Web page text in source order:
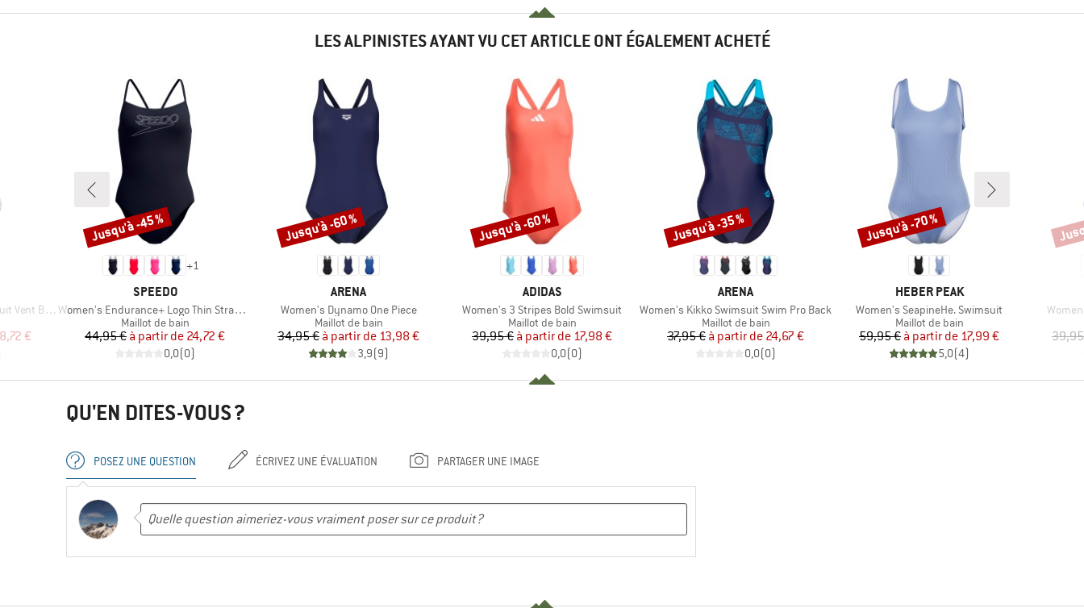
LES ALPINISTES AYANT VU CET ARTICLE ONT ÉGALEMENT ACHETÉ
Back B
€
+1
MARQUE
SPEEDO
Article
Women's Endurance+ Logo Thin Strap One Piece
Product group
Maillot de bain
Prix
44,95 € Prix réduit
à partir de 24,72 €
0,0(0)
Remise
Jusqu'à -45 %
MARQUE
ARENA
Article
Women's Dynamo One Piece
Product group
Maillot de bain
Prix
34,95 € Prix réduit
à partir de 13,98 €
3,9(9)
Remise
Jusqu'à -60 %
MARQUE
ADIDAS
Article
Women's 3 Stripes Bold Swimsuit
Product group
Maillot de bain
Prix
39,95 € Prix réduit
à partir de 17,98 €
0,0(0)
Remise
Jusqu'à -60 %
MARQUE
ARENA
Article
Women's Kikko Swimsuit Swim Pro Back
Product group
Maillot de bain
Prix
37,95 € Prix réduit
à partir de 24,67 €
0,0(0)
Remise
Jusqu'à -35 %
MARQUE
HEBER PEAK
Article
Women's SeapineHe. Swimsuit
Product group
Maillot de bain
Prix
59,95 € Prix réduit
à partir de 17,99 €
5,0(4)
Remise
Jusqu'à -70 %
Article
QU'EN DITES-VOUS ?
POSEZ UNE QUESTION ÉCRIVEZ UNE ÉVALUATION PARTAGER UNE IMAGE